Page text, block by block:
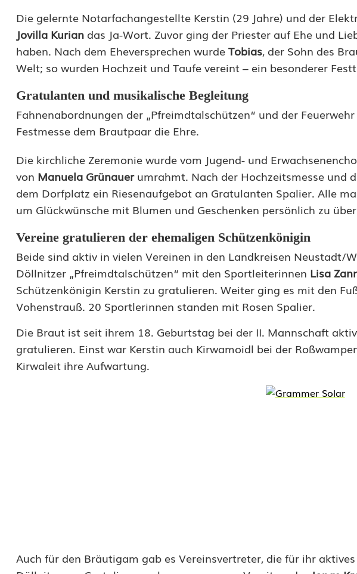
z
e
i
t
u
d
T
a
u
f
e
i
n
D
ö
i
Die gelernte Notarfachangestellte Kerstin (29 Jahre) und der
Jovilla Kurian das Ja-Wort. Zuvor ging der Priester auf Ehe und
haben. Nach dem Eheversprechen wurdeTobias, der Sohn des
Welt; so wurden Hochzeit und Taufe vereint – ein besonderer
Gratulanten und musikalische Begleitung
Fahnenabordnungen der „Pfreimdtalschützen“ und der
Festmesse dem Brautpaar die Ehre.
Die kirchliche Zeremonie wurde vom Jugend- und
von Manuela Grünauerumrahmt. Nach der Hochzeitsmesse und
dem Dorfplatz ein Riesenaufgebot an Gratulanten Spalier. Alle
um Glückwünsche mit Blumen und Geschenken persönlich zu
Vereine gratulieren der ehemaligen Schützenkönigin
Beide sind aktiv in vielen Vereinen in den Landkreisen Neustadt/
Döllnitzer „Pfreimdtalschützen“ mit den Sportleiterinnen Lisa
Schützenkönigin Kerstin zu gratulieren. Weiter ging es mit den
Vohenstrauß. 20 Sportlerinnen standen mit Rosen Spalier.
Die Braut ist seit ihrem 18. Geburtstag bei der II. Mannschaft
gratulieren. Einst war Kerstin auch Kirwamoidl bei der
Kirwaleit ihre Aufwartung.
Auch für den Bräutigam gab es Vereinsvertreter, die für ihr